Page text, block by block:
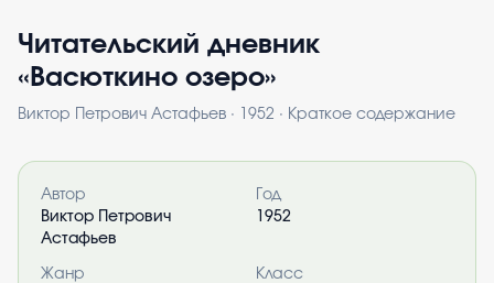
Читательский дневник
« Васюткино озеро»
Виктор Петрович Астафьев · 1952 · Краткое содержание
Информация о книге
Автор
Виктор Петрович
Астафьев
Год
1952
Жанр
Класс